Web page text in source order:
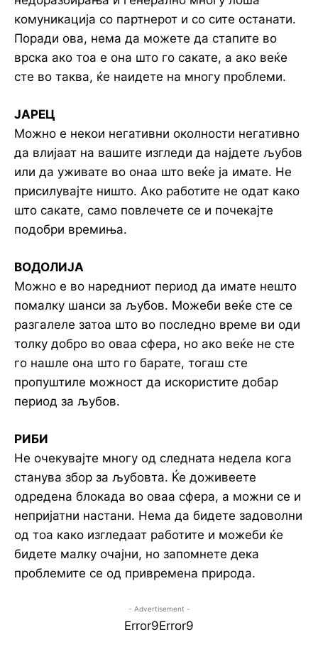
комуникација со партнерот и со сите останати.
Поради ова, нема да можете да стапите во
врска ако тоа е она што го сакате, а ако веќе
сте во таква, ќе наидете на многу проблеми.
ЈАРЕЦ
Можно е некои негативни околности негативно
да влијаат на вашите изгледи да најдете љубов
или да уживате во онаа што веќе ја имате. Не
присилувајте ништо. Ако работите не одат како
што сакате, само повлечете се и почекајте
подобри времиња.
ВОДОЛИЈА
Можно е во наредниот период да имате нешто
помалку шанси за љубов. Можеби веќе сте се
разгалеле затоа што во последно време ви оди
толку добро во оваа сфера, но ако веќе не сте
го нашле она што го барате, тогаш сте
пропуштиле можност да искористите добар
период за љубов.
РИБИ
Не очекувајте многу од следната недела кога
станува збор за љубовта. Ќе доживеете
одредена блокада во оваа сфера, а можни се и
непријатни настани. Нема да бидете задоволни
од тоа како изгледаат работите и можеби ќе
бидете малку очајни, но запомнете дека
проблемите се од привремена природа.
- Advertisement -
Error9Error9